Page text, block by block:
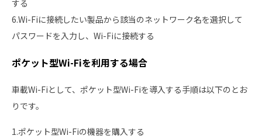
する
6.Wi-Fiに接続したい製品から該当のネットワーク名を選択して
パスワードを入力し、Wi-Fiに接続する
ポケット型Wi-Fiを利用する場合
車載Wi-Fiとして、ポケット型Wi-Fiを導入する手順は以下のとお
りです。
1.ポケット型Wi-Fiの機器を購入する